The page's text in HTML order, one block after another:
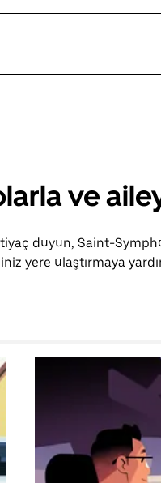
ve
duyun, Saint-
yere ulaştırmaya